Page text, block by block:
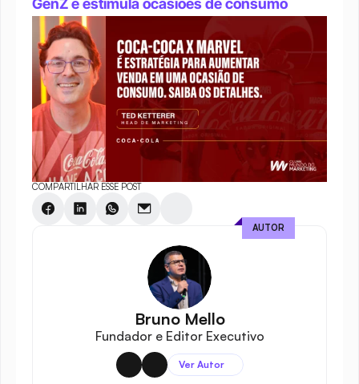
GenZ e estimula ocasiões de consumo
COMPARTILHAR ESSE POST
Bruno Mello
Fundador e Editor Executivo
Ver Autor
AUTOR